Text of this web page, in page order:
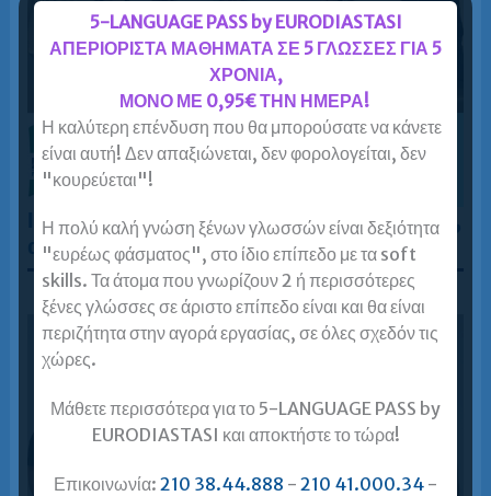
Ιταλικά για ενήλικες: C2 (Γ2) σε 7-8 μήνες,
από Β2!
5-LANGUAGE PASS by EURODIASTASI
ΑΠΕΡΙΟΡΙΣΤΑ ΜΑΘΗΜΑΤΑ ΣΕ 5 ΓΛΩΣΣΕΣ ΓΙΑ 5
ΧΡΟΝΙΑ,
ΜΟΝΟ ΜΕ 0,95€ ΤΗΝ ΗΜΕΡΑ!
Η καλύτερη επένδυση που θα μπορούσατε να κάνετε
είναι αυτή! Δεν απαξιώνεται, δεν φορολογείται, δεν
"κουρεύεται"!
Η πολύ καλή γνώση ξένων γλωσσών είναι δεξιότητα
"ευρέως φάσματος", στο ίδιο επίπεδο με τα soft
skills. Τα άτομα που γνωρίζουν 2 ή περισσότερες
ξένες γλώσσες σε άριστο επίπεδο είναι και θα είναι
περιζήτητα στην αγορά εργασίας, σε όλες σχεδόν τις
χώρες.
Μάθετε περισσότερα για το 5-LANGUAGE PASS by
EURODIASTASI και αποκτήστε το τώρα!
Επικοινωνία: 210 38.44.888 - 210 41.000.34 -